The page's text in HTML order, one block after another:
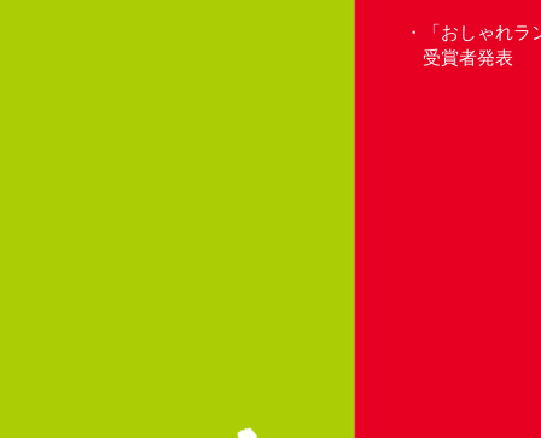
「おしゃれ
受賞者発表